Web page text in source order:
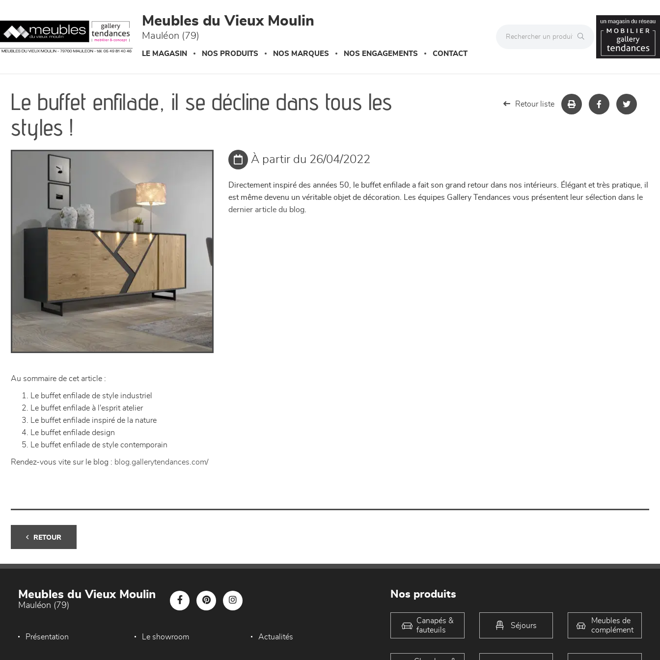
Meubles du Vieux Moulin
Mauléon (79)
LE MAGASIN NOS PRODUITS NOS MARQUES NOS ENGAGEMENTS CONTACT
Le buffet enfilade, il se décline dans tous les
styles !
Retour liste
À partir du 26/04/2022
Directement inspiré des années 50, le buffet enfilade a fait son grand retour dans nos intérieurs. Élégant et très pratique, il
est même devenu un véritable objet de décoration.
Les équipes Gallery Tendances vous présentent leur sélection dans le
dernier article du blog
Au sommaire de cet article :
Le buffet enfilade de style industriel
Le buffet enfilade à l'esprit atelier
Le buffet enfilade inspiré de la nature
Le buffet enfilade design
Le buffet enfilade de style contemporain
Rendez-vous vite sur le blog : blog.gallerytendances.com/
RETOUR
Meubles du Vieux Moulin
Mauléon (79)
Présentation Le showroom Actualités
Nos produits
Canapés &
fauteuils
Séjours
Meubles de
complément